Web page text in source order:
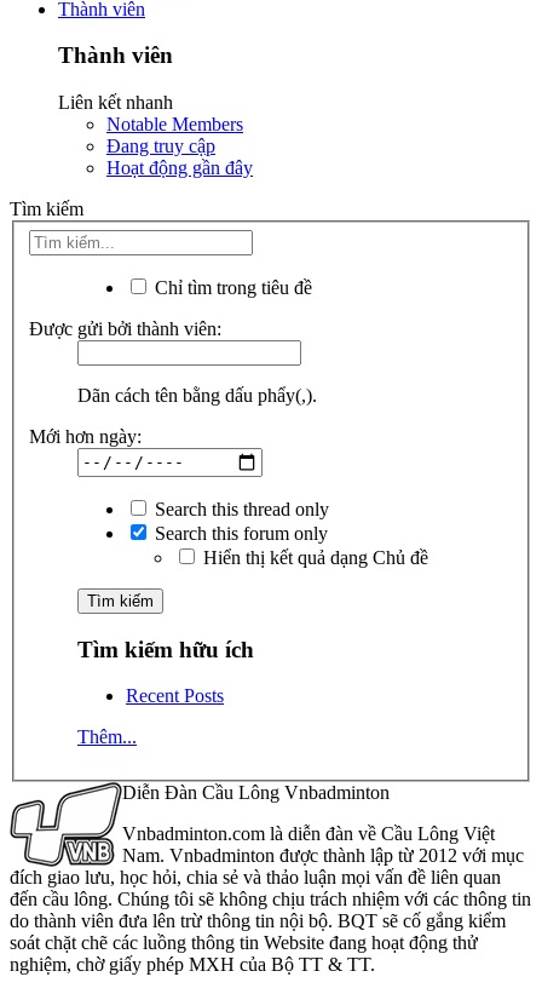
Thành viên
Thành viên
Liên kết nhanh
Notable Members
Đang truy cập
Hoạt động gần đây
Tìm kiếm
Chỉ tìm trong tiêu đề
Được gửi bởi thành viên:
Dãn cách tên bằng dấu phẩy(,).
Mới hơn ngày:
Search this thread only
Search this forum only
Hiển thị kết quả dạng Chủ đề
Tìm kiếm hữu ích
Recent Posts
Thêm...
Diễn Đàn Cầu Lông Vnbadminton
Vnbadminton.com là diễn đàn về Cầu Lông Việt
Nam. Vnbadminton được thành lập từ 2012 với mục
đích giao lưu, học hỏi, chia sẻ và thảo luận mọi vấn đề liên quan
đến cầu lông. Chúng tôi sẽ không chịu trách nhiệm với các thông tin
do thành viên đưa lên trừ thông tin nội bộ. BQT sẽ cố gắng kiểm
soát chặt chẽ các luồng thông tin Website đang hoạt động thử
nghiệm, chờ giấy phép MXH của Bộ TT & TT.